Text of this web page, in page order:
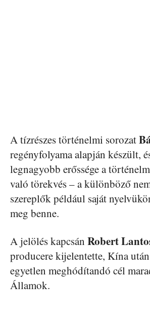
A tízrészes történelmi sorozat
regényfolyama alapján készült,
legnagyobb erőssége a
való törekvés – a különböző
szereplők például saját
meg benne.
A jelölés kapcsán Robert
producere kijelentette, Kína
egyetlen meghódítandó cél
Államok.